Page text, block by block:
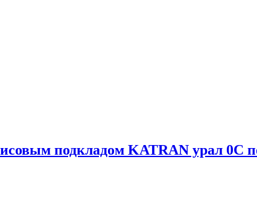
подкладом KATRAN урал 0C